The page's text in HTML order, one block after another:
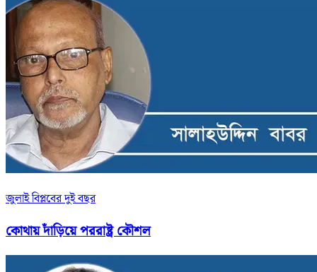
জুলাই বিপ্লবের দুই বছর
কোথায় দাঁড়িয়ে পররাষ্ট্র কৌশল